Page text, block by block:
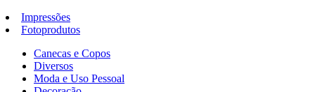
Impressões
Fotoprodutos
Canecas e Copos
Diversos
Moda e Uso Pessoal